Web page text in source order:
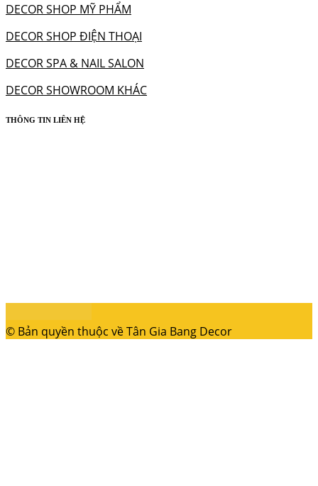
DECOR SHOP MỸ PHẨM
DECOR SHOP ĐIỆN THOẠI
DECOR SPA & NAIL SALON
DECOR SHOWROOM KHÁC
THÔNG TIN LIÊN HỆ
© Bản quyền thuộc về Tân Gia Bang Decor